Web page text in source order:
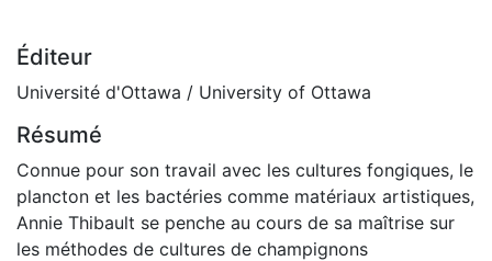
Éditeur
Université d'Ottawa / University of Ottawa
Résumé
Connue pour son travail avec les cultures fongiques, le
plancton et les bactéries comme matériaux artistiques,
Annie Thibault se penche au cours de sa maîtrise sur
les méthodes de cultures de champignons